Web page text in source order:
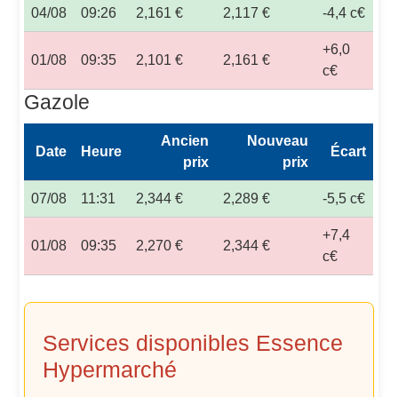
04/08 09:26 2,161 € 2,117 € -4,4 c€
01/08 09:35 2,101 € 2,161 €
+6,0
c€
Gazole
Date Heure
Ancien
prix
Nouveau
prix
Écart
07/08 11:31 2,344 € 2,289 € -5,5 c€
01/08 09:35 2,270 € 2,344 €
+7,4
c€
Services disponibles Essence
Hypermarché